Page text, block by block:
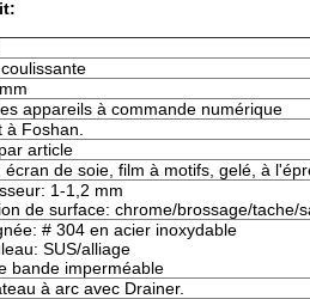
appareils à commande numérique
à Foshan.
article
écran de soie, film à motifs, gelé, à
1-1,2 mm
de surface: chrome/brossage/tache/
# 304 en acier inoxydable
SUS/alliage
bande imperméable
à arc avec Drainer.